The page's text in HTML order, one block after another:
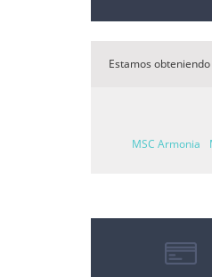
Estamos
MSC Armonia